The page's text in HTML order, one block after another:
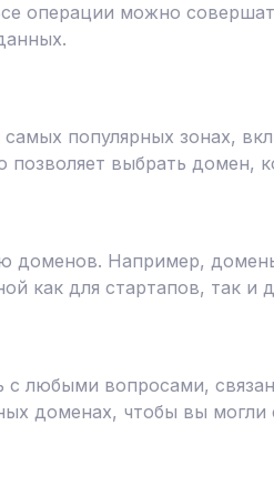
операции можно
популярных зонах,
выбрать домен,
доменов. Например,
как для стартапов, так и
любыми вопросами,
доменах, чтобы вы могли